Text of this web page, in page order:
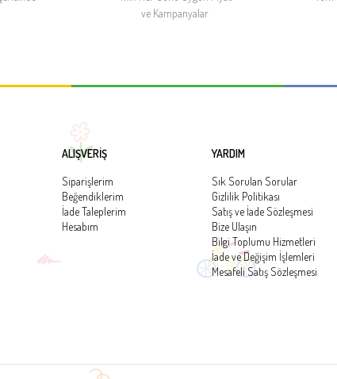
ve Kampanyalar
ALIŞVERİŞ
Siparişlerim
Beğendiklerim
İade Taleplerim
Hesabım
YARDIM
Sık Sorulan Sorular
Gizlilik Politikası
Satış ve İade Sözleşmesi
Bize Ulaşın
Bilgi Toplumu Hizmetleri
İade ve Değişim İşlemleri
Mesafeli Satış Sözleşmesi